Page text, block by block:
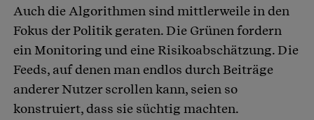
Auch die Algorithmen sind mittlerweile in den
Fokus der Politik geraten. Die Grünen fordern
ein Monitoring und eine Risikoabschätzung. Die
Feeds, auf denen man endlos durch Beiträge
anderer Nutzer scrollen kann, seien so
konstruiert, dass sie süchtig machten.